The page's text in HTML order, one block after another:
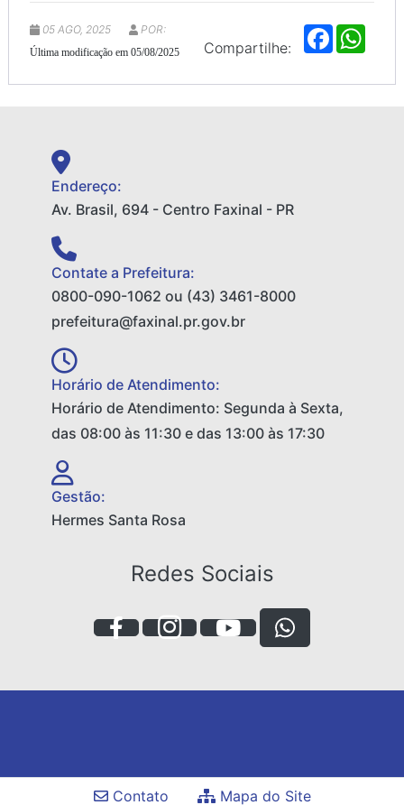
Compartilhe:
F
a
b
s
05 AGO, 2025 POR:
Última modificação em 05/08/2025
Endereço:
Av. Brasil, 694 - Centro Faxinal - PR
Contate a Prefeitura:
0800-090-1062 ou (43) 3461-8000
prefeitura@faxinal.pr.gov.br
Horário de Atendimento:
Horário de Atendimento: Segunda à Sexta,
das 08:00 às 11:30 e das 13:00 às 17:30
Gestão:
Hermes Santa Rosa
Redes Sociais
Contato Mapa do Site